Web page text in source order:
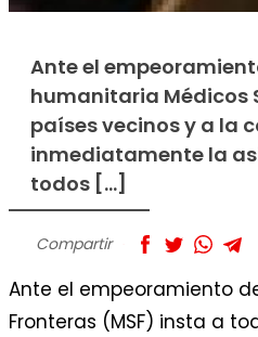
Ante el
humanitaria Médicos
países vecinos y a la
inmediatamente la
todos […]
Compartir
Ante el empeoramiento
Fronteras (MSF) insta a